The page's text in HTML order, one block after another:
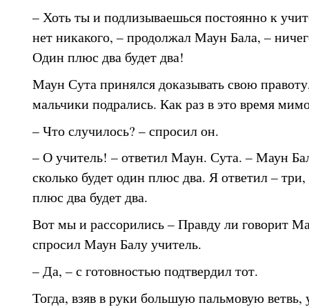
– Хоть ты и подлизываешься постоянно к
нет никакого, – продолжал Маун Бала, –
Один плюс два будет два!
Маун Сута принялся доказывать свою
мальчики подрались. Как раз в это время
– Что случилось? – спросил он.
– О учитель! – ответил Маун. Сута. – Маун
сколько будет один плюс два. Я ответил –
плюс два будет два.
Вот мы и рассорились – Правду ли говорит
спросил Маун Балу учитель.
– Да, – с готовностью подтвердил тот.
Тогда, взяв в руки большую пальмовую ветвь,